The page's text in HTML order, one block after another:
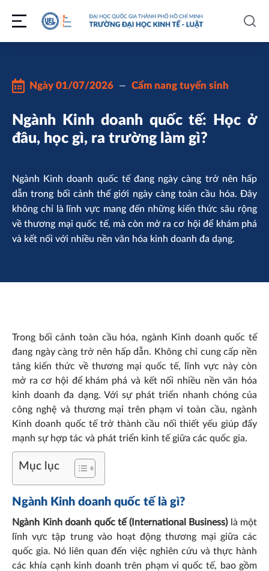
Ngày 01/07/2026 Cẩm nang tuyển sinh
Ngành Kinh doanh quốc tế: Học ở
đâu, học gì, ra trường làm gì?
Ngành Kinh doanh quốc tế đang ngày càng trở nên hấp
dẫn trong bối cảnh thế giới ngày càng toàn cầu hóa. Đây
không chỉ là lĩnh vực mang đến những kiến thức sâu rộng
về thương mại quốc tế, mà còn mở ra cơ hội để khám phá
và kết nối với nhiều nền văn hóa kinh doanh đa dạng.
Trong bối cảnh toàn cầu hóa, ngành Kinh doanh quốc tế
đang ngày càng trở nên hấp dẫn. Không chỉ cung cấp nền
tảng kiến thức về thương mại quốc tế, lĩnh vực này còn
mở ra cơ hội để khám phá và kết nối nhiều nền văn hóa
kinh doanh đa dạng. Với sự phát triển nhanh chóng của
công nghệ và thương mại trên phạm vi toàn cầu, ngành
Kinh doanh quốc tế trở thành cầu nối thiết yếu giúp đẩy
mạnh sự hợp tác và phát triển kinh tế giữa các quốc gia.
Mục lục
Ngành Kinh doanh quốc tế là gì?
Ngành Kinh doanh quốc tế (International Business)là một
lĩnh vực tập trung vào hoạt động thương mại giữa các
quốc gia. Nó liên quan đến việc nghiên cứu và thực hành
các khía cạnh kinh doanh trên phạm vi quốc tế, bao gồm